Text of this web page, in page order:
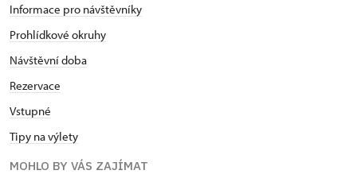
Informace pro návštěvníky
Prohlídkové okruhy
Návštěvní doba
Rezervace
Vstupné
Tipy na výlety
MOHLO BY VÁS ZAJÍMAT